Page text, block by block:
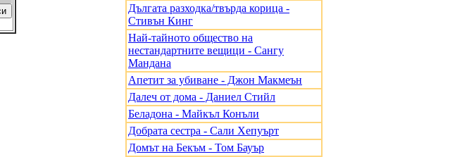
Дългата разходка/твърда корица -
Стивън Кинг
Най-тайното общество на
нестандартните вещици - Сангу
Мандана
Апетит за убиване - Джон Макмеън
Далеч от дома - Даниел Стийл
Беладона - Майкъл Конъли
Добрата сестра - Сали Хепуърт
Домът на Бекъм - Том Бауър